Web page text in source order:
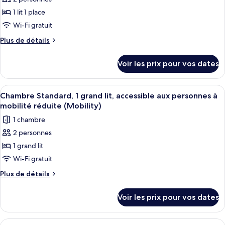
(Low
Floor)
grands
lits
Floor)
pour
ce
type
de
Chambre
Standard
1 lit 1 place
Wi-Fi gratuit
Plus de détails
Plus
le
type
de
chambre
Standard
Voir les prix pour vos dates
Afficher
toutes
les
photos
pour
ce
type
de
Standard,
Une chambre d’hôtel équipée d’un
2
Chambre Standard, 1 grand lit, accessible aux personnes à
mobilité réduite (Mobility)
1 chambre
2 personnes
1 grand lit
Wi-Fi gratuit
Plus de détails
Plus
le
type
Voir les prix pour vos dates
Une chambre d’hôtel moderne